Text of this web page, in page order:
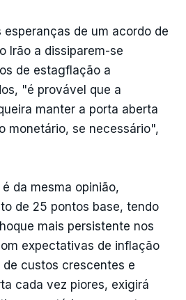
esperanças de um acordo de
Irão a dissiparem-se
de estagflação a
"é provável que a
manter a porta aberta
monetário, se necessário",
da mesma opinião,
de 25 pontos base, tendo
mais persistente nos
expectativas de inflação
custos crescentes e
cada vez piores, exigirá